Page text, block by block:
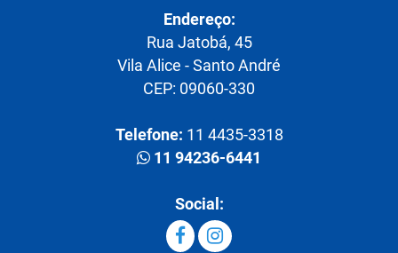
Endereço:
Rua Jatobá, 45
Vila Alice - Santo André
CEP: 09060-330
Telefone: 11 4435-3318
11 94236-6441
Social: